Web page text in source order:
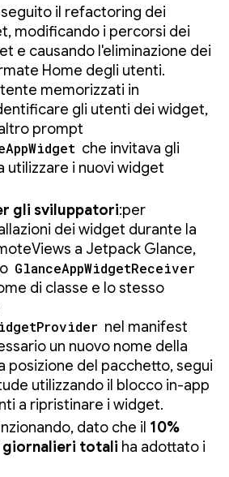
il refactoring dei
modificando i percorsi dei
e causando l'eliminazione dei
Home degli utenti.
memorizzati in
gli utenti dei widget,
prompt
che invitava gli
utilizzare i nuovi widget
gli sviluppatori:per
dei widget durante la
a Jetpack Glance,
GlanceAppWidgetReceiver
di classe e lo stesso
nel manifest
un nuovo nome della
posizione del pacchetto, segui
utilizzando il blocco in-app
a ripristinare i widget.
dato che il 10%
totali ha adottato i